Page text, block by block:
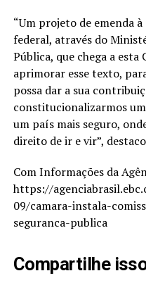
“Um projeto de emenda
federal, através do
Pública, que chega a esta
aprimorar esse texto,
possa dar a sua
constitucionalizarmos
um país mais seguro,
direito de ir e vir”,
Com Informações da
https://
09/camara-instala-
seguranca-publica
Compartilhe